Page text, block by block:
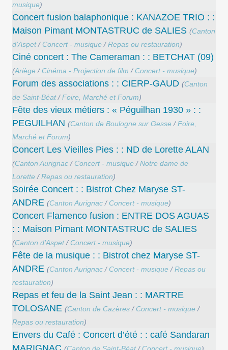
musique)
Concert ​fusion balaphonique : KANAZOE TRIO : :
Maison Pimant MONTASTRUC de SALIES (Canton
d’Aspet/ Concert - musique/Repas ou restauration)
Ciné concert : The Cameraman : : BETCHAT (09)
(Ariège/ Cinéma - Projection de film / Concert - musique)
Forum des associations : : CIERP-GAUD (Canton
de Saint-Béat/Foire, Marché et Forum)
Fête des vieux métiers : « Péguilhan 1930 » : :
PEGUILHAN (Canton de Boulogne sur Gesse/Foire,
Marché et Forum)
Concert Les Vieilles Pies : : ND de Lorette ALAN
(Canton Aurignac/ Concert - musique/Notre dame de
Lorette/Repas ou restauration)
Soirée Concert : : Bistrot Chez Maryse ST-
ANDRE (Canton Aurignac/ Concert - musique)
Concert ​Flamenco fusion : ENTRE DOS AGUAS
: : Maison Pimant MONTASTRUC de SALIES
(Canton d’Aspet/ Concert - musique)
Fête de la musique : : Bistrot chez Maryse ST-
ANDRE (Canton Aurignac/ Concert - musique/Repas ou
restauration)
Repas et feu de la Saint Jean : : MARTRE
TOLOSANE (Canton de Cazères/ Concert - musique/
Repas ou restauration)
Envers du Café : Concert d’été : : café Sandaran